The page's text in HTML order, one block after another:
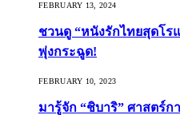
FEBRUARY 13, 2024
ชวนดู “หนังรักไทยสุดโร
พุ่งกระฉูด!
FEBRUARY 10, 2023
มารู้จัก “ชิบาริ” ศาสตร์ก